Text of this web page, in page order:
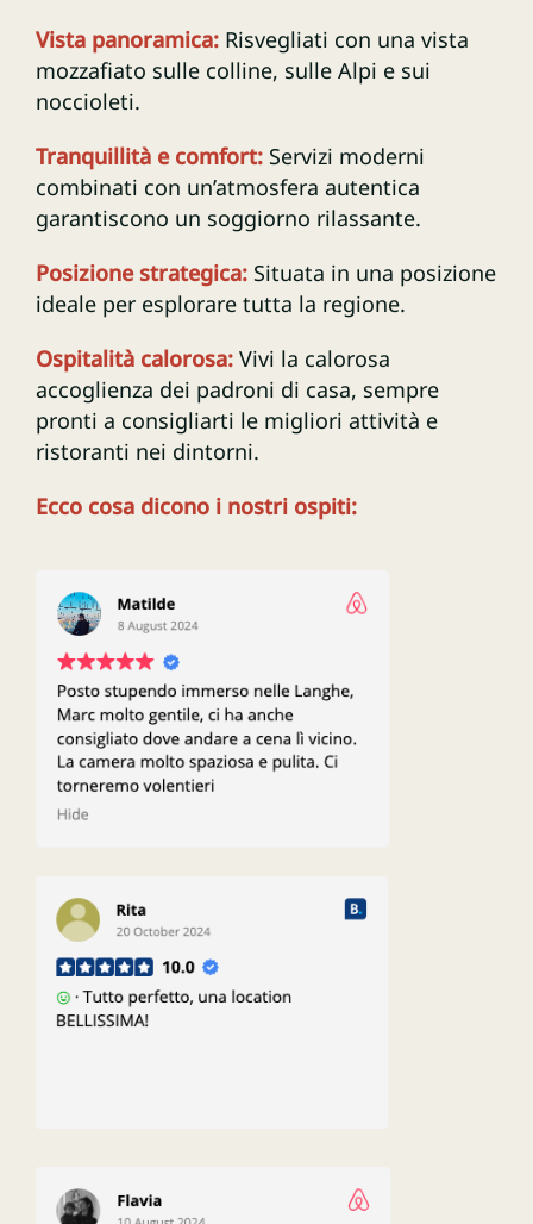
Vista panoramica:Risvegliati con una vista
mozzafiato sulle colline, sulle Alpi e sui
noccioleti.
Tranquillità e comfort:Servizi moderni
combinati con un’atmosfera autentica
garantiscono un soggiorno rilassante.
Posizione strategica:Situata in una posizione
ideale per esplorare tutta la regione.
Ospitalità calorosa: Vivi la calorosa
accoglienza dei padroni di casa, sempre
pronti a consigliarti le migliori attività e
ristoranti nei dintorni.
Ecco cosa dicono i nostri ospiti: